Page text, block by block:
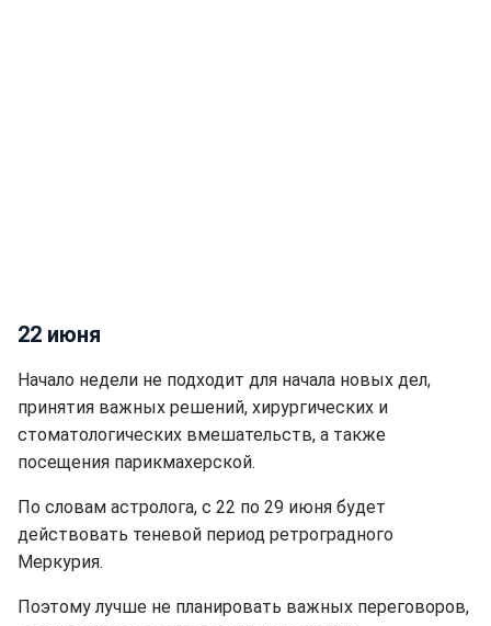
22 июня
Начало недели не подходит для начала новых дел,
принятия важных решений, хирургических и
стоматологических вмешательств, а также
посещения парикмахерской.
По словам астролога, с 22 по 29 июня будет
действовать теневой период ретроградного
Меркурия.
Поэтому лучше не планировать важных переговоров,